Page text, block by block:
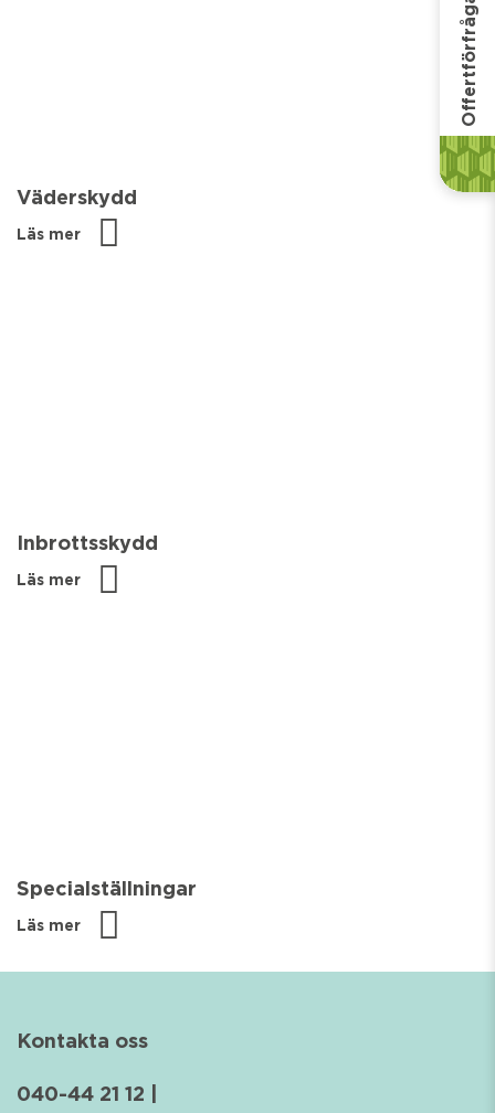
Offertförfrågan
Väderskydd
Läs mer
Inbrottsskydd
Läs mer
Specialställningar
Läs mer
Kontakta oss
040-44 21 12